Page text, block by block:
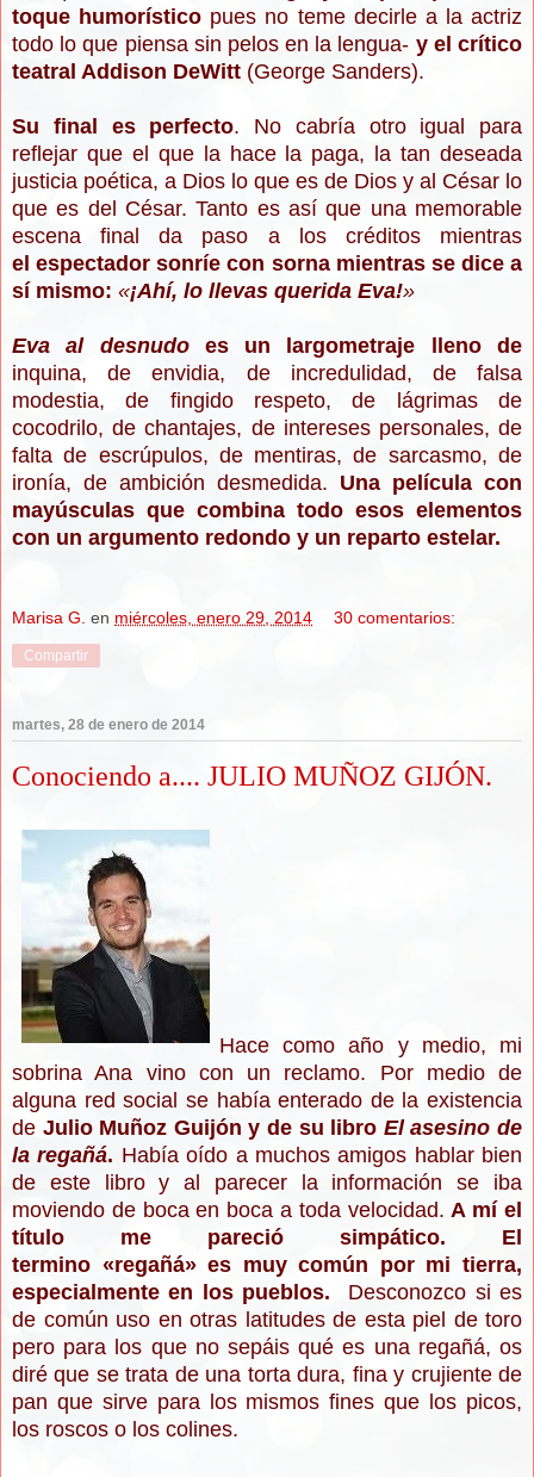
toque humorístico pues no teme decirle a la actriz
todo lo que piensa sin pelos en la lengua- y el crítico
teatral Addison DeWitt (George Sanders).
Su final es perfecto. No cabría otro igual para
reflejar que el que la hace la paga, la tan deseada
justicia poética, a Dios lo que es de Dios y al César lo
que es del César. Tanto es así que una memorable
escena final da paso a los créditos mientras
el espectador sonríe con sorna mientras se dice a
sí mismo: «¡Ahí, lo llevas querida Eva!»
Eva al desnudoes un largometraje lleno de
inquina, de envidia, de incredulidad, de falsa
modestia, de fingido respeto, de lágrimas de
cocodrilo, de chantajes, de intereses personales, de
falta de escrúpulos, de mentiras, de sarcasmo, de
ironía, de ambición desmedida. Una película con
mayúsculas que combina todo esos elementos
con un argumento redondo y un reparto estelar.
Marisa G. en miércoles, enero 29, 2014 30 comentarios:
Compartir
martes, 28 de enero de 2014
Conociendo a.... JULIO MUÑOZ GIJÓN.
Hace como año y medio, mi
sobrina Ana vino con un reclamo. Por medio de
alguna red social se había enterado de la existencia
de Julio Muñoz Guijón y de su libro El asesino de
la regañá. Había oído a muchos amigos hablar bien
de este libro y al parecer la información se iba
moviendo de boca en boca a toda velocidad.A mí el
título me pareció simpático. El
termino «regañá» es muy común por mi tierra,
especialmente en los pueblos.
Desconozco si es
de común uso en otras latitudes de esta piel de toro
pero para los que no sepáis qué es una regañá, os
diré que se trata de una torta dura, fina y crujiente de
pan que sirve para los mismos fines que los picos,
los roscos o los colines.